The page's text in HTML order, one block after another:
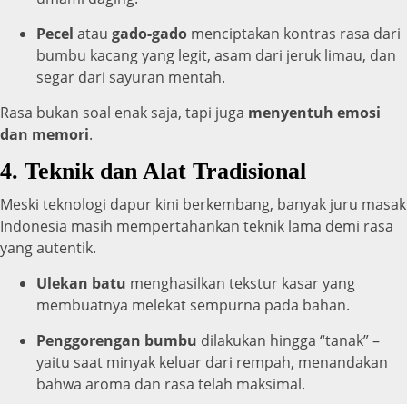
Pecel atau gado-gado menciptakan kontras rasa dari
bumbu kacang yang legit, asam dari jeruk limau, dan
segar dari sayuran mentah.
Rasa bukan soal enak saja, tapi juga menyentuh emosi
dan memori.
4. Teknik dan Alat Tradisional
Meski teknologi dapur kini berkembang, banyak juru masak
Indonesia masih mempertahankan teknik lama demi rasa
yang autentik.
Ulekan batu menghasilkan tekstur kasar yang
membuatnya melekat sempurna pada bahan.
Penggorengan bumbu dilakukan hingga “tanak” –
yaitu saat minyak keluar dari rempah, menandakan
bahwa aroma dan rasa telah maksimal.